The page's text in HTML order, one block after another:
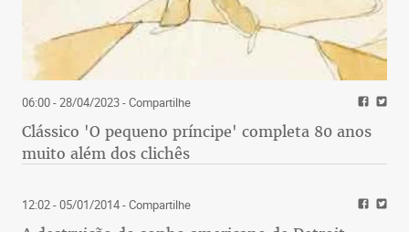
06:00 - 28/04/2023- Compartilhe
Clássico 'O pequeno príncipe' completa 80 anos
muito além dos clichês
12:02 - 05/01/2014- Compartilhe